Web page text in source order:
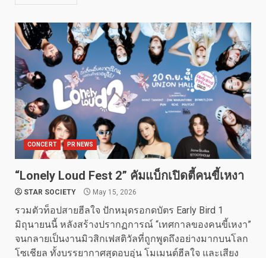
CONCERT PR NEWS
“Lonely Loud Fest 2” คัมแบ็กเปิดตี้คนขี้เหงา
STAR SOCIETY May 15, 2026
รวมตัวท็อปสายฮีลใจ ปักหมุดรอกดบัตร Early Bird 1
มิถุนายนนี้ หลังสร้างปรากฏการณ์ “เทศกาลของคนขี้เหงา”
จนกลายเป็นงานมิวสิกเฟสติวัลที่ถูกพูดถึงอย่างมากบนโลก
โซเชียล ทั้งบรรยากาศสุดอบอุ่น โมเมนต์ฮีลใจ และเสียง